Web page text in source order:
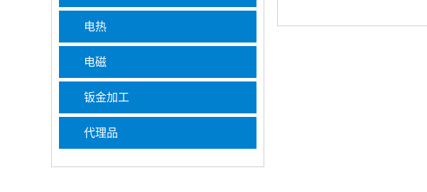
电热
电磁
钣金加工
代理品